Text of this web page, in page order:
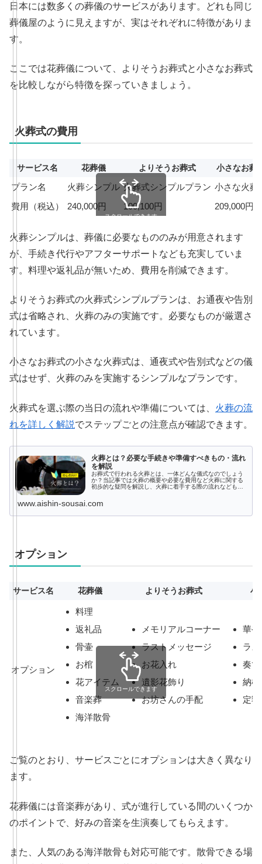
日本には数多くの葬儀のサービスがあります。どれも同じ
葬儀屋のように見えますが、実はそれぞれに特徴がありま
す。
ここでは花葬儀について、よりそうお葬式と小さなお葬式
を比較しながら特徴を探っていきましょう。
火葬式の費用
サービス名 花葬儀 よりそうお葬式 小さなお葬
プラン名 火葬シンプル 火葬式シンプルプラン 小さな火葬
費用（税込）
240,000円 100,100円 209,000円
スクロールできます
火葬シンプルは、葬儀に必要なもののみが用意されます
が、手続き代行やアフターサポートなども充実していま
す。料理や返礼品が無いため、費用を削減できます。
よりそうお葬式の火葬式シンプルプランは、お通夜や告別
式は省略され、火葬のみの実施です。必要なものが厳選さ
れています。
小さなお葬式の小さな火葬式は、通夜式や告別式などの儀
式はせず、火葬のみを実施するシンプルなプランです。
火葬式を選ぶ際の当日の流れや準備については、 火葬の流
れを詳しく解説でステップごとの注意点が確認できます。
火葬とは？必要な手続きや準備すべきもの・流れ
を解説
お葬式で行われる火葬とは、一体どんな儀式なのでしょう
か？当記事では火葬の概要や必要な費用など火葬に関する
初歩的な疑問を解説し、火葬に着手する際の流れなども説
葬の必要性を見出してください。
www.aishin-sousai.com
オプション
サービス名 花葬儀 よりそうお葬式 小
オプション
料理
返礼品
骨壷
お棺
花アイテム
音楽葬
海洋散骨
メモリアルコーナー
ラストメッセージ
お花入れ
遺影花飾り
お坊さんの手配
華
ラ
奏
納
定
スクロールできます
ご覧のとおり、サービスごとにオプションは大きく異なり
ます。
花葬儀には音楽葬があり、式が進行している間のいくつか
のポイントで、好みの音楽を生演奏してもらえます。
また、人気のある海洋散骨も対応可能です。散骨できる場